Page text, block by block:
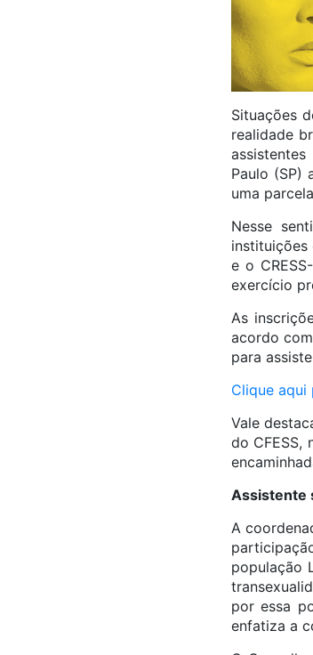
Situações
realidade
Paulo (SP)
uma
Nesse
instituições
e o
exercício
As
acordo
para
Clique aqui
Vale
do CFESS,
Assistente
A
população
por essa
enfatiza a